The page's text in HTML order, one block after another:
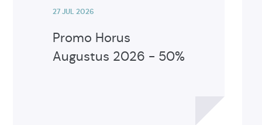
Promo Horus
Augustus 2026 - 50%
27 JUL 2026